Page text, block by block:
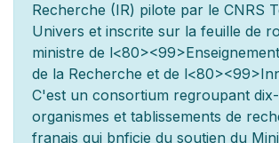
Recherche (IR) pilote par le CNRS
Univers et inscrite sur la feuille de
ministre de l
de la Recherche et de l
C'est un consortium regroupant
organismes et tablissements de
franais qui bnficie du soutien du